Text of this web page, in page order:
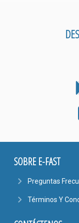
SOBRE E-FAST
navigate_next Preguntas
navigate_next Términos Y